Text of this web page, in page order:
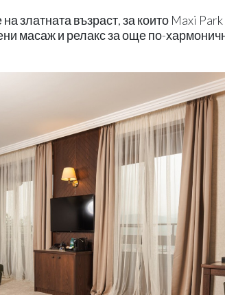
златната възраст, за които Maxi
масаж и релакс за още по-